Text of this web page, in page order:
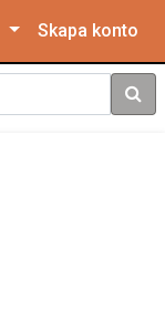
Skapa konto
Sök